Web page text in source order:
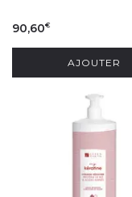
90,60€
AJOUTER